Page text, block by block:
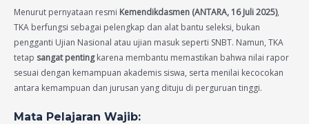
Menurut pernyataan resmi Kemendikdasmen (ANTARA, 16 Juli 2025),
TKA berfungsi sebagai pelengkap dan alat bantu seleksi, bukan
pengganti Ujian Nasional atau ujian masuk seperti SNBT. Namun, TKA
tetap sangat pentingkarena membantu memastikan bahwa nilai rapor
sesuai dengan kemampuan akademis siswa, serta menilai kecocokan
antara kemampuan dan jurusan yang dituju di perguruan tinggi.
Mata Pelajaran Wajib: